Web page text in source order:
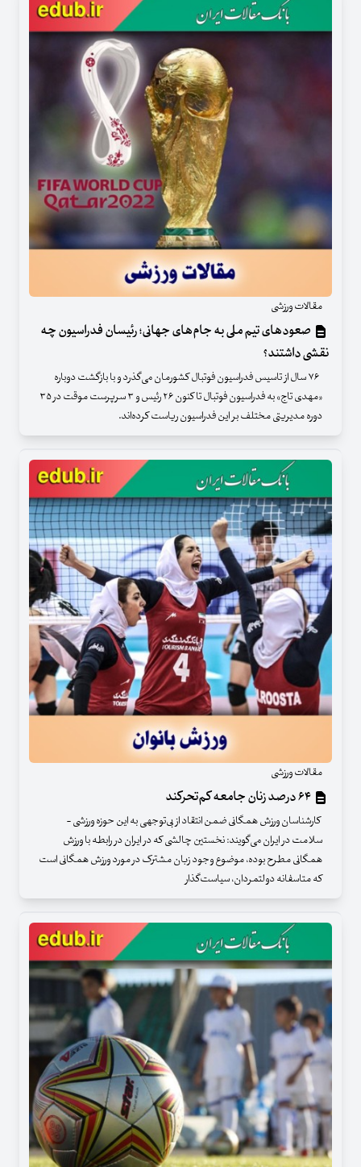
مقالات ورزشی
صعودهای تیم ملی به جام‌های جهانی؛ رئیسان فدراسیون چه
نقشی داشتند؟
۷۶ سال از تاسیس فدراسیون فوتبال کشورمان می‌گذرد و با بازگشت دوباره
«مهدی تاج» به فدراسیون فوتبال تا کنون ۲۶ رئیس و ۳ سرپرست موقت در ۳۵
دوره مدیریتی مختلف بر این فدراسیون ریاست کرده‌اند.
مقالات ورزشی
کارشناسان ورزش همگانی ضمن انتقاد از بی‌توجهی به این حوزه ورزشی -
سلامت در ایران می‌گویند: نخستین چالشی که در ایران در رابطه با ورزش
همگانی مطرح بوده، موضوع وجود زبان مشترک در مورد ورزش همگانی است
که متاسفانه دولتمردان، سیاست‌گذار